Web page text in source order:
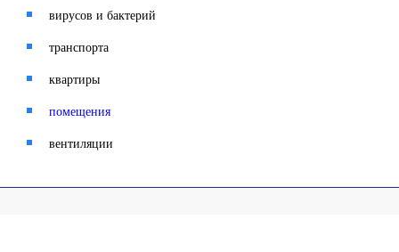
вирусов и бактерий
транспорта
квартиры
помещения
вентиляции